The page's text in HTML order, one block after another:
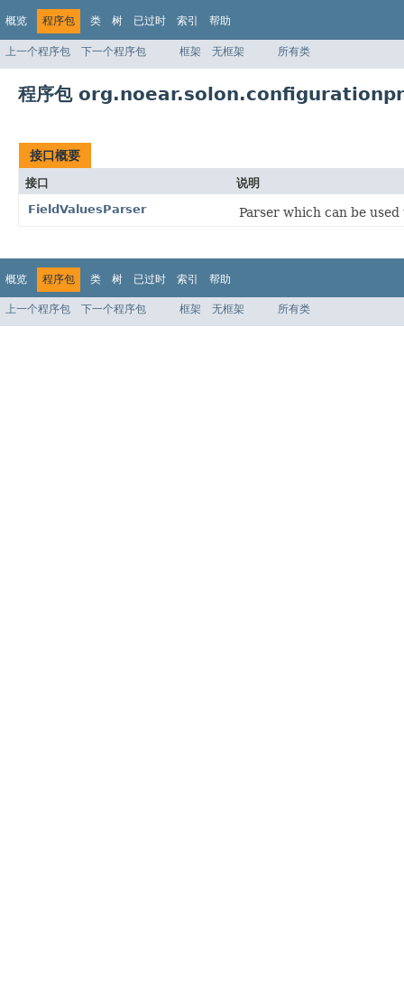
概览 程序包 类 树 已过时 索引 帮助
上一个程序包 下一个程序包 框架 无框架 所有类
程序包
接口概要
接口
说明
FieldValuesParser
Parser which can be
概览 程序包 类 树 已过时 索引 帮助
上一个程序包 下一个程序包 框架 无框架 所有类